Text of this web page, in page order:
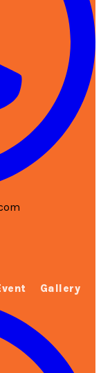
Gallery